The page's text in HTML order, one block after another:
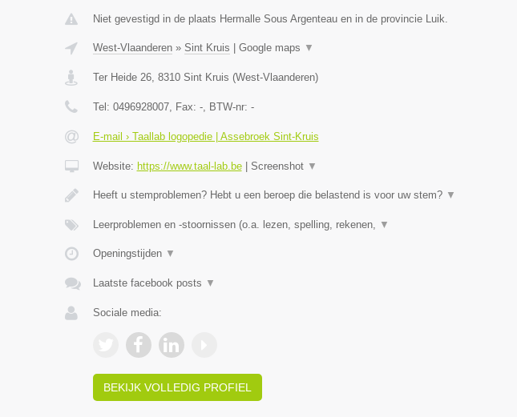
Niet gevestigd in de plaats Hermalle Sous Argenteau en in de provincie Luik.
West-Vlaanderen» Sint Kruis Google maps ▼
Ter Heide 26, 8310 Sint Kruis (West-Vlaanderen)
Tel: 0496928007, Fax: -, BTW-nr: -
E-mail › Taallab logopedie | Assebroek Sint-Kruis
Website: https://www.taal-lab.be| Screenshot ▼
Heeft u stemproblemen? Hebt u een beroep die belastend is voor uw stem? ▼
Leerproblemen en -stoornissen (o.a. lezen, spelling, rekenen, ▼
Openingstijden ▼
Laatste facebook posts ▼
Sociale media:
BEKIJK VOLLEDIG PROFIEL